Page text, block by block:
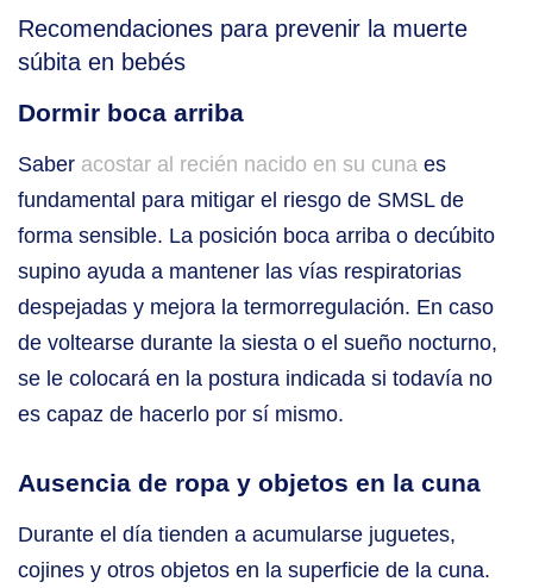
Recomendaciones para prevenir la muerte
súbita en bebés
Dormir boca arriba
Saber acostar al recién nacido en su cuna es
fundamental para mitigar el riesgo de SMSL de
forma sensible. La posición boca arriba o decúbito
supino ayuda a mantener las vías respiratorias
despejadas y mejora la termorregulación. En caso
de voltearse durante la siesta o el sueño nocturno,
se le colocará en la postura indicada si todavía no
es capaz de hacerlo por sí mismo.
Ausencia de ropa y objetos en la cuna
Durante el día tienden a acumularse juguetes,
cojines y otros objetos en la superficie de la cuna.